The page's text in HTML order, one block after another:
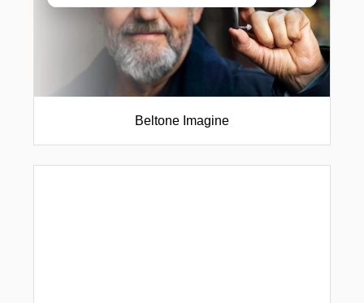
Beltone Imagine